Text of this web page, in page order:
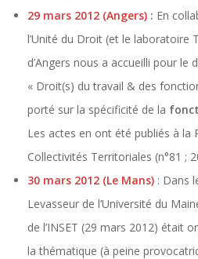
29 mars 2012 (Angers) : En
l’Unité du Droit (et le laboratoire
d’Angers nous a accueilli pour le
« Droit(s) du travail & des
porté sur la spécificité de la
Les actes en ont été publiés à la
Collectivités Territoriales (n°81 ;
30 mars 2012 (Le Mans) : Dans
Levasseur de l’Université du
de l’INSET (29 mars 2012) était
la thématique (à peine